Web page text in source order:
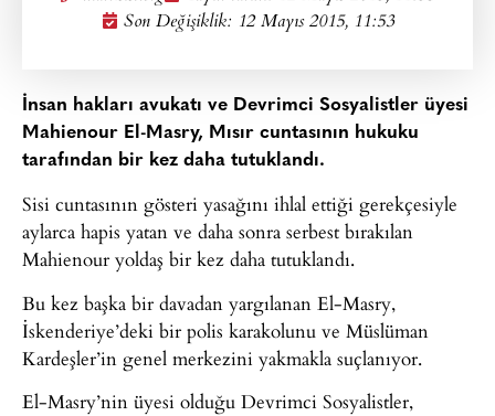
Son Değişiklik: 12 Mayıs 2015, 11:53
İnsan hakları avukatı ve Devrimci Sosyalistler üyesi
Mahienour El-Masry, Mısır cuntasının hukuku
tarafından bir kez daha tutuklandı.
Sisi cuntasının gösteri yasağını ihlal ettiği gerekçesiyle
aylarca hapis yatan ve daha sonra serbest bırakılan
Mahienour yoldaş bir kez daha tutuklandı.
Bu kez başka bir davadan yargılanan El-Masry,
İskenderiye’deki bir polis karakolunu ve Müslüman
Kardeşler’in genel merkezini yakmakla suçlanıyor.
El-Masry’nin üyesi olduğu Devrimci Sosyalistler,